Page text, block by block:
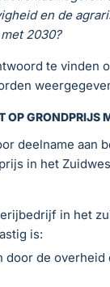
en de
2030?
te vinden
OP GRONDPRIJS
deelname aan
in het
in het
is:
de overheid